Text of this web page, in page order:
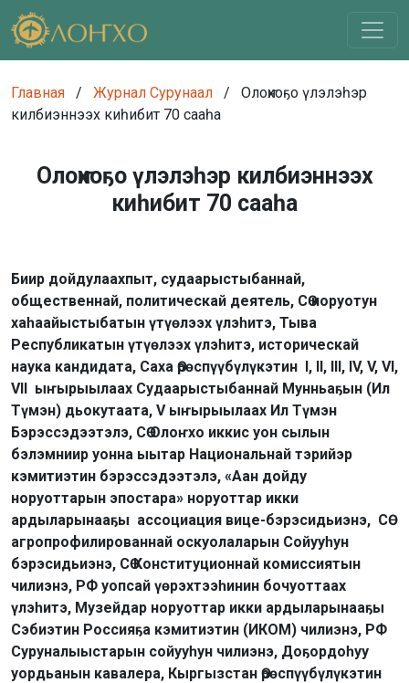
Главная / Журнал Сурунаал /
Олоҥхоҕо үлэлэһэр
килбиэннээх киһибит 70 сааһа
Олоҥхоҕо үлэлэһэр килбиэннээх
киһибит 70 сааһа
Биир дойдулаахпыт, судаарыстыбаннай,
общественнай, политическай деятель, СӨ норуотун
хаһаайыстыбатын үтүөлээх үлэһитэ, Тыва
Республикатын үтүөлээх үлэһитэ, историческай
наука кандидата, Саха Өрөспүүбүлүкэтин I, II, III, IV, V, VI,
VII ыҥырыылаах Судаарыстыбаннай Мунньаҕын (Ил
Түмэн) дьокутаата, V ыҥырыылаах Ил Түмэн
Бэрэссэдээтэлэ, СӨ Олоҥхо иккис уон сылын
бэлэмниир уонна ыытар Национальнай тэрийэр
кэмитиэтин бэрэссэдээтэлэ, «Аан дойду
норуоттарын эпостара» норуоттар икки
ардыларынааҕы ассоциация вице-бэрэсидьиэнэ, СӨ
агропрофилированнай оскуолаларын Сойууһун
бэрэсидьиэнэ, СӨ Конституционнай комиссиятын
чилиэнэ, РФ уопсай үөрэхтээһинин бочуоттаах
үлэһитэ, Музейдар норуоттар икки ардыларынааҕы
Сэбиэтин Россияҕа кэмитиэтин (ИКОМ) чилиэнэ, РФ
Суруналыыстарын сойууһун чилиэнэ, Доҕордоһуу
уордьанын кавалера, Кыргызстан Өрөспүүбүлүкэтин